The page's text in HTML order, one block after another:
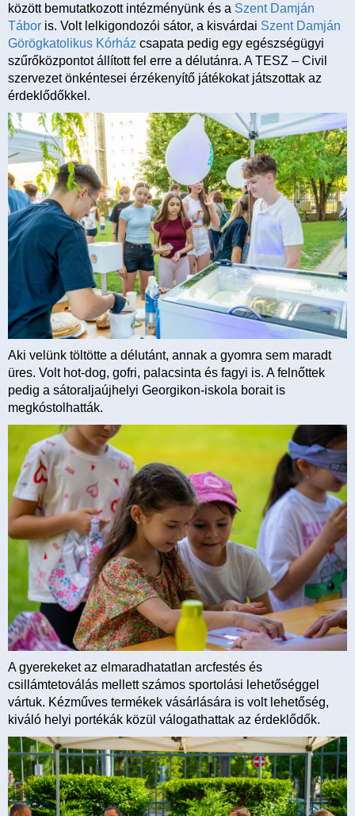
között bemutatkozott intézményünk és a Szent Damján
Tábor is. Volt lelkigondozói sátor, a kisvárdai Szent Damján
Görögkatolikus Kórház csapata pedig egy egészségügyi
szűrőközpontot állított fel erre a délutánra. A TESZ – Civil
szervezet önkéntesei érzékenyítő játékokat játszottak az
érdeklődőkkel.
Aki velünk töltötte a délutánt, annak a gyomra sem maradt
üres. Volt hot-dog, gofri, palacsinta és fagyi is. A felnőttek
pedig a sátoraljaújhelyi Georgikon-iskola borait is
megkóstolhatták.
A gyerekeket az elmaradhatatlan arcfestés és
csillámtetoválás mellett számos sportolási lehetőséggel
vártuk. Kézműves termékek vásárlására is volt lehetőség,
kiváló helyi portékák közül válogathattak az érdeklődők.